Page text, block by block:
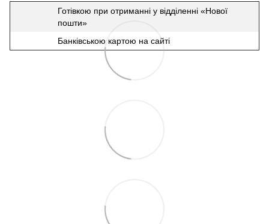
Готівкою при отриманні у відділенні «Нової
пошти»
Банківською картою на сайті